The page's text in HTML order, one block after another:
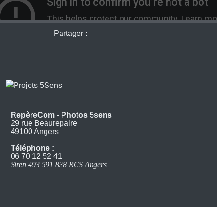
Partager :
RepèreCom - Photos 5sens
29 rue Beaurepaire
49100 Angers
Téléphone :
06 70 12 52 41
Siren 493 591 838 RCS Angers